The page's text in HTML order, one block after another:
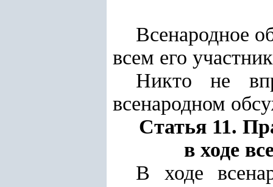
Всенародное
всем его
Никто не
всенародном
Статья 11.
в ходе
В ходе